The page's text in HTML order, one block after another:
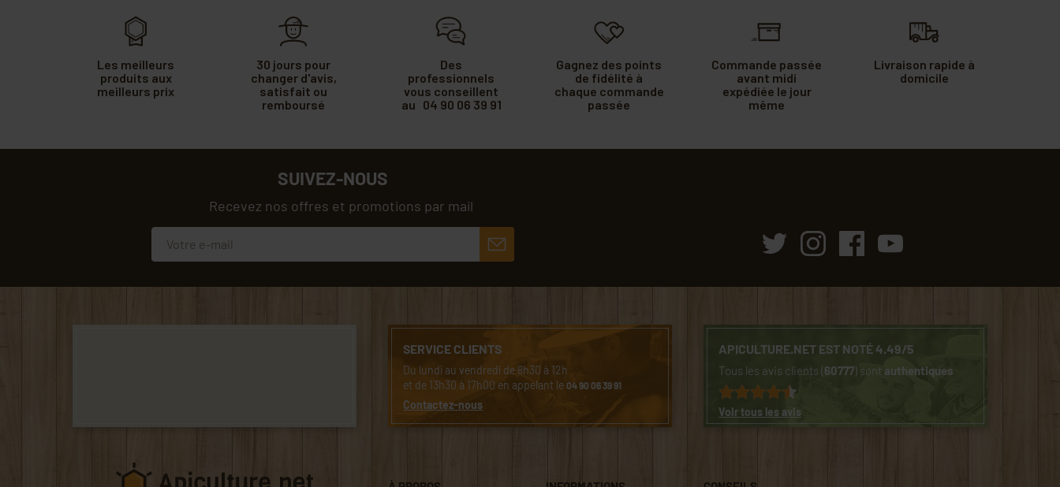
Les meilleurs
produits aux
meilleurs prix
30 jours pour
changer d'avis,
satisfait ou
remboursé
Des
professionnels
vous conseillent
au 04 90 06 39 91
Gagnez des points
de fidélité à
chaque commande
passée
Commande passée
avant midi
expédiée le jour
même
Livraison rapide à
domicile
SUIVEZ-NOUS
Recevez nos offres et promotions par mail
SERVICE CLIENTS
Du lundi au vendredi de 8h30 à 12h
et de 13h30 à 17h00 en appelant le04 90 06 39 91
Contactez-nous
APICULTURE.NET EST NOTÉ 4.49/5
Tous les avis clients (60777) sont authentiques
Voir tous les avis